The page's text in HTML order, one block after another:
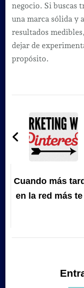
negocio. Si buscas
una marca sólida y
resultados
dejar de
propósito.
de
entradas
Cuando más
en la red más